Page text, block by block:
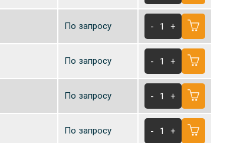
По запросу - 1 +
По запросу - 1 +
По запросу - 1 +
По запросу - 1 +